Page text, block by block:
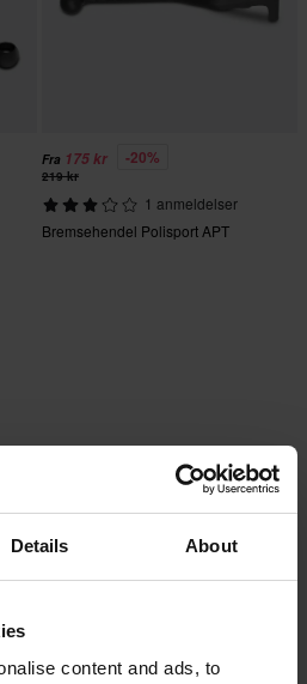
Details About
content and ads, to
Fra 175 kr -20%
219 kr
1 anmeldelser
Bremsehendel Polisport APT